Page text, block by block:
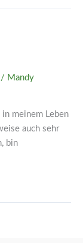
/ Mandy
meinem Leben
auch sehr
bin